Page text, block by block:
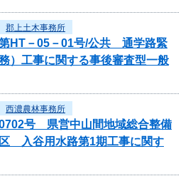
郡上土木事務所
第HT－05－01号/公共 通学路緊
）工事に関する事後審査型一般
西濃農林事務所
0702号 県営中山間地域総合整備
入谷用水路第1期工事に関す